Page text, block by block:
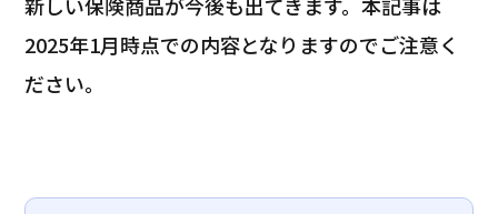
2025年1月時点での内容となりますのでご注意く
ださい。